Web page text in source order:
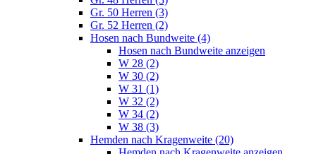
Gr. 50 Herren (3)
Gr. 52 Herren (2)
Hosen nach Bundweite (4)
Hosen nach Bundweite anzeigen
W 28 (2)
W 30 (2)
W 31 (1)
W 32 (2)
W 34 (2)
W 38 (3)
Hemden nach Kragenweite (20)